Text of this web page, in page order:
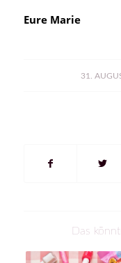
Eure Marie
31. /
Das